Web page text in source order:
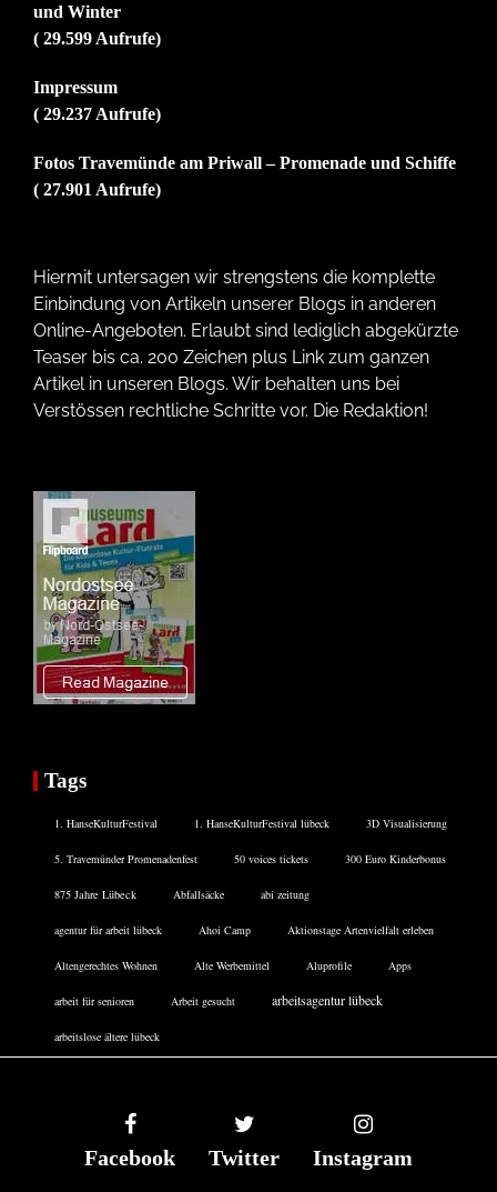
und Winter
( 29.599 Aufrufe)
Impressum
( 29.237 Aufrufe)
Fotos Travemünde am Priwall – Promenade und Schiffe
( 27.901 Aufrufe)
Hiermit untersagen wir strengstens die komplette
Einbindung von Artikeln unserer Blogs in anderen
Online-Angeboten. Erlaubt sind lediglich abgekürzte
Teaser bis ca. 200 Zeichen plus Link zum ganzen
Artikel in unseren Blogs. Wir behalten uns bei
Verstössen rechtliche Schritte vor. Die Redaktion!
Tags
1. HanseKulturFestival 1. HanseKulturFestival lübeck 3D Visualisierung
5. Travemünder Promenadenfest 50 voices tickets 300 Euro Kinderbonus
875 Jahre Lübeck Abfallsäcke abi zeitung
agentur für arbeit lübeck Ahoi Camp Aktionstage Artenvielfalt erleben
Altengerechtes Wohnen Alte Werbemittel Aluprofile Apps
arbeit für senioren Arbeit gesucht arbeitsagentur lübeck
arbeitslose ältere lübeck
Facebook Twitter Instagram